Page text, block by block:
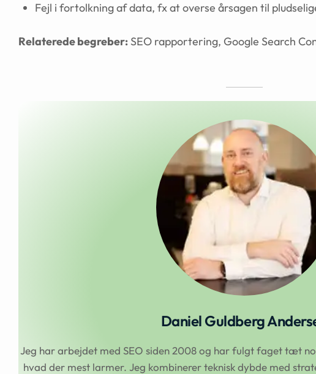
Fejl i fortolkning af data, fx at overse årsagen til
Relaterede begreber: SEO rapportering, Google Search
Daniel Guldberg
Jeg har arbejdet med SEO siden 2008 og har fulgt faget tæt
hvad der mest larmer. Jeg kombinerer teknisk dybde med